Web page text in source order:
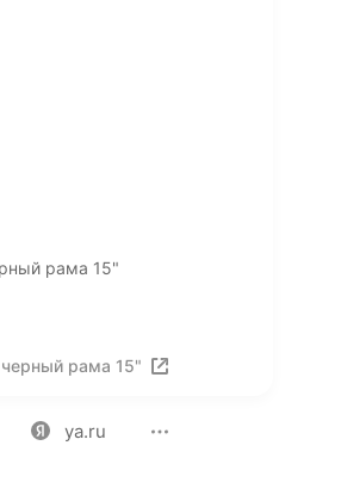
рама 15"
черный рама 15"
ya.ru